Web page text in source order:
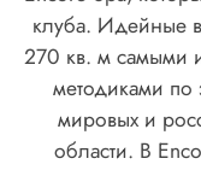
клуба. Идейные
270 кв. м самыми
методиками по
мировых и
области. В